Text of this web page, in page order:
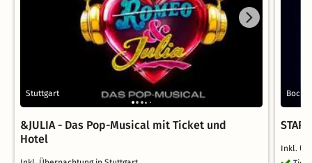
Stuttgart
&JULIA - Das Pop-Musical mit Ticket und
Hotel
Inkl.